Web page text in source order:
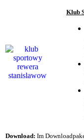
Klub
Download: Im